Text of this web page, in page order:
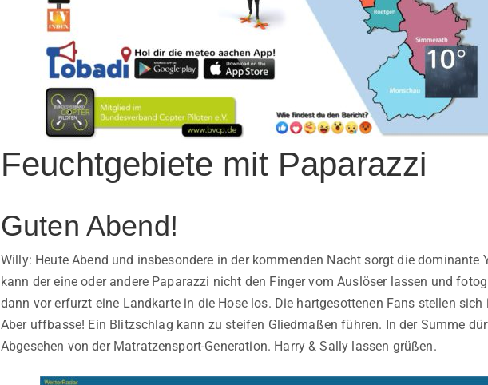
Feuchtgebiete mit Paparazzi
Guten Abend!
Willy: Heute Abend und insbesondere in der kommenden Nacht sorgt die dominante
kann der eine oder andere Paparazzi nicht den Finger vom Auslöser lassen und
dann vor erfurzt eine Landkarte in die Hose los. Die hartgesottenen Fans stellen
Aber uffbasse! Ein Blitzschlag kann zu steifen Gliedmaßen führen. In der Summe
Abgesehen von der Matratzensport-Generation. Harry & Sally lassen grüßen.